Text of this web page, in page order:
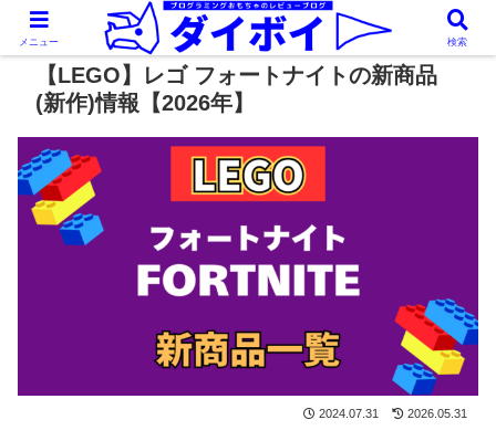
【LEGO】レゴ フォートナイトの新商品
(新作)情報【2026年】
2024.07.31 2026.05.31
メニュー 検索